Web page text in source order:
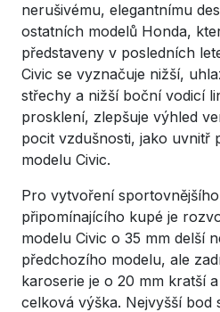
nerušivému, elegantnímu
ostatních modelů Honda,
představeny v posledních
Civic se vyznačuje nižší,
střechy a nižší boční vodicí
prosklení, zlepšuje výhled
pocit vzdušnosti, jako uvnitř
modelu Civic.
Pro vytvoření
připomínajícího kupé je
modelu Civic o 35 mm delší
předchozího modelu, ale
karoserie je o 20 mm kratší
celková výška. Nejvyšší bod